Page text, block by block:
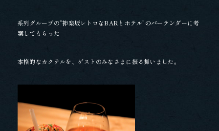
系列グループの”神楽坂レトロなBARとホテル”のバーテンダーに考
案してもらった
本格的なカクテルを、ゲストのみなさまに振る舞いました。